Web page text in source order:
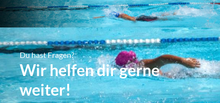
Du hast Fragen?
Wir helfen dir gerne
weiter!